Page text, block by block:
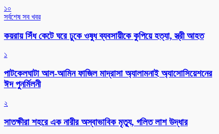
১০
সর্বশেষ সব খবর
কয়রায় সিঁধ কেটে ঘরে ঢুকে ওষুধ ব্যবসায়ীকে কুপিয়ে হত্যা, স্ত্রী আহত
১
পাটকেলঘাটা আল-আমিন ফাজিল মাদ্রাসা অ্যালামনাই অ্যাসোসিয়েশনের
ঈদ পুনর্মিলনী
২
সাতক্ষীরা শহরে এক নারীর অস্বাভাবিক মৃত্যু, গলিত লাশ উদ্ধার